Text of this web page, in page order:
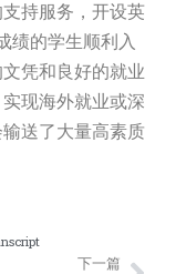
持服务，开设英
绩的学生顺利入
凭和良好的就业
现海外就业或深
送了大量高素质
下一篇